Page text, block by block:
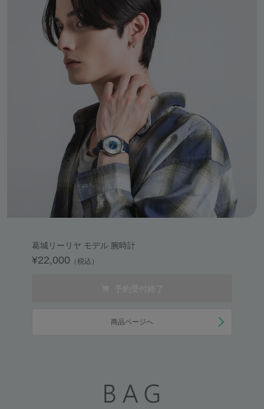
葛城リーリヤ モデル 腕時計
¥22,000 （税込）
商品ページへ